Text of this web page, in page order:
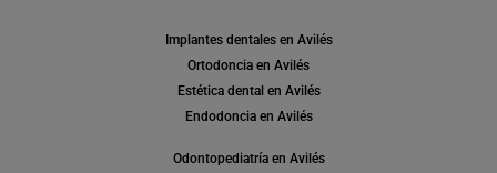
Implantes dentales en Avilés
Ortodoncia en Avilés
Estética dental en Avilés
Endodoncia en Avilés
Odontopediatría en Avilés